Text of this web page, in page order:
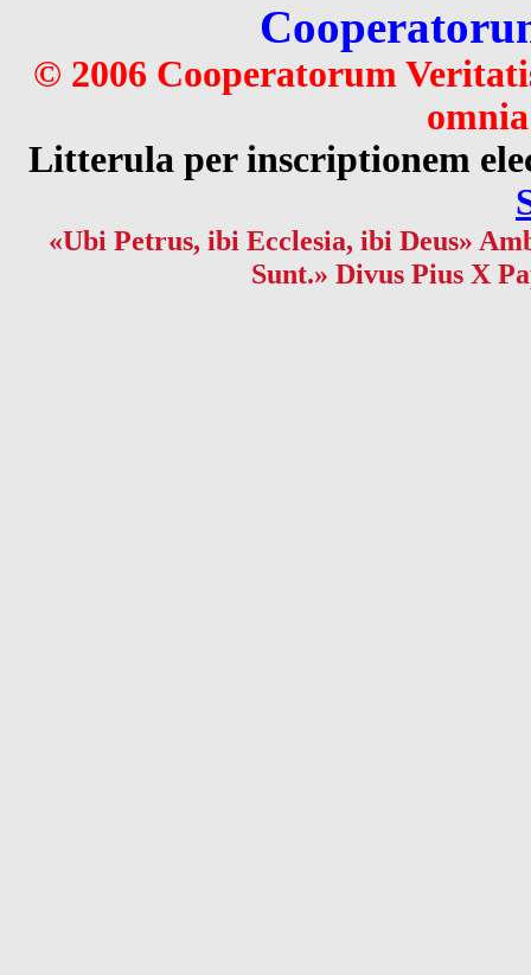
© 2006 Cooperatorum
Litterula per inscriptionem
«Ubi Petrus, ibi Ecclesia, ibi Deus»
Sunt.» Divus Pius X